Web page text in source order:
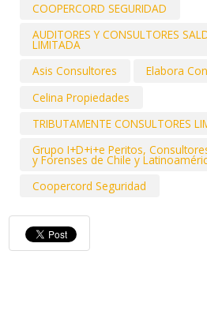
COOPERCORD SEGURIDAD
AUDITORES Y CONSULTORES
LIMITADA
Asis Consultores
Elabora
Celina Propiedades
TRIBUTAMENTE CONSULTORES
Grupo I+D+i+e Peritos,
y Forenses de Chile y
Coopercord Seguridad